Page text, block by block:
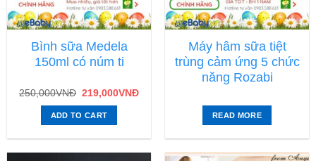
Bình sữa Medela
150ml có núm ti
250,000VNĐ 219,000VNĐ
ADD TO CART
Máy hâm sữa tiệt
trùng cảm ứng 5 chức
năng Rozabi
READ MORE